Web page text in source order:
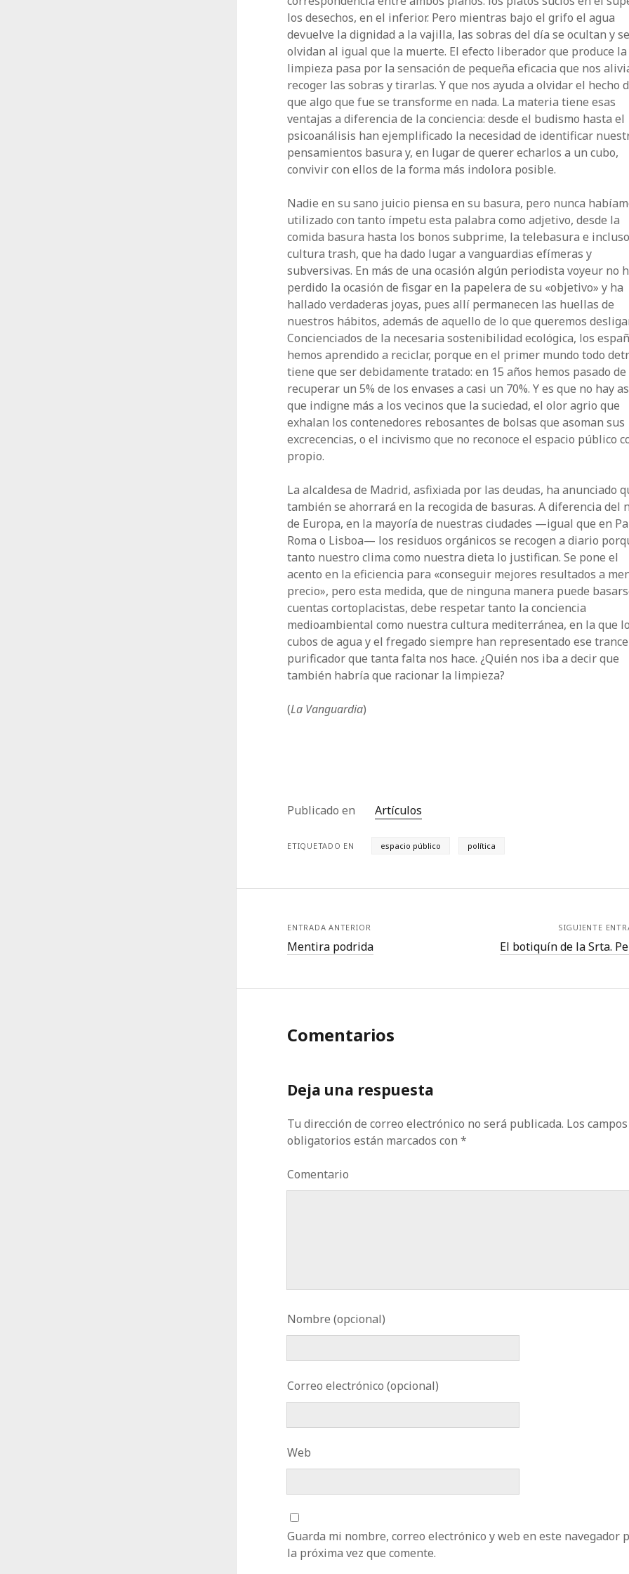
los desechos, en el inferior. Pero mientras bajo el grifo el agua
devuelve la dignidad a la vajilla, las sobras del día se ocultan y
olvidan al igual que la muerte. El efecto liberador que produce la
limpieza pasa por la sensación de pequeña eficacia que nos
recoger las sobras y tirarlas. Y que nos ayuda a olvidar el hecho
que algo que fue se transforme en nada. La materia tiene esas
ventajas a diferencia de la conciencia: desde el budismo hasta el
psicoanálisis han ejemplificado la necesidad de identificar
pensamientos basura y, en lugar de querer echarlos a un cubo,
convivir con ellos de la forma más indolora posible.
Nadie en su sano juicio piensa en su basura, pero nunca
utilizado con tanto ímpetu esta palabra como adjetivo, desde la
comida basura hasta los bonos subprime, la telebasura e
cultura trash, que ha dado lugar a vanguardias efímeras y
subversivas. En más de una ocasión algún periodista voyeur no
perdido la ocasión de fisgar en la papelera de su «objetivo» y ha
hallado verdaderas joyas, pues allí permanecen las huellas de
nuestros hábitos, además de aquello de lo que queremos
Concienciados de la necesaria sostenibilidad ecológica, los
hemos aprendido a reciclar, porque en el primer mundo todo
tiene que ser debidamente tratado: en 15 años hemos pasado de
recuperar un 5% de los envases a casi un 70%. Y es que no hay
que indigne más a los vecinos que la suciedad, el olor agrio que
exhalan los contenedores rebosantes de bolsas que asoman sus
excrecencias, o el incivismo que no reconoce el espacio público
propio.
La alcaldesa de Madrid, asfixiada por las deudas, ha anunciado
también se ahorrará en la recogida de basuras. A diferencia del
de Europa, en la mayoría de nuestras ciudades —igual que en
Roma o Lisboa— los residuos orgánicos se recogen a diario
tanto nuestro clima como nuestra dieta lo justifican. Se pone el
acento en la eficiencia para «conseguir mejores resultados a
precio», pero esta medida, que de ninguna manera puede
cuentas cortoplacistas, debe respetar tanto la conciencia
medioambiental como nuestra cultura mediterránea, en la que
cubos de agua y el fregado siempre han representado ese trance
purificador que tanta falta nos hace. ¿Quién nos iba a decir que
también habría que racionar la limpieza?
(La Vanguardia)
Publicado en Artículos
ETIQUETADO EN espacio público política
ENTRADA ANTERIOR
Mentira podrida
SIGUIENTE
El botiquín de la Srta.
Comentarios
Deja una respuesta
Tu dirección de correo electrónico no será publicada. Los campos
obligatorios están marcados con*
Comentario
Nombre (opcional)
Correo electrónico (opcional)
Web
Guarda mi nombre, correo electrónico y web en este navegador
la próxima vez que comente.